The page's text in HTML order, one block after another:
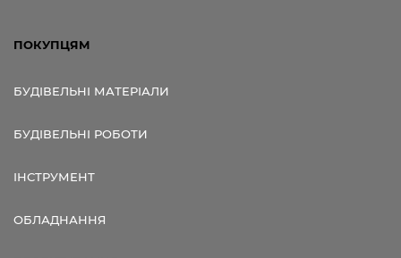
ПОКУПЦЯМ
БУДІВЕЛЬНІ МАТЕРІАЛИ
БУДІВЕЛЬНІ РОБОТИ
ІНСТРУМЕНТ
ОБЛАДНАННЯ